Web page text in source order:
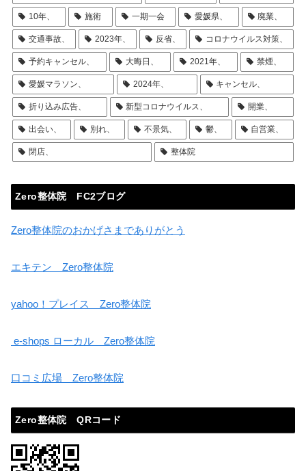
10年、 施術 一期一会 愛媛県、 廃業、
交通事故、 2023年、 反省、 コロナウイルス対策、
予約キャンセル、 大晦日、 2021年、 禁煙、
愛媛マラソン、 2024年、 キャンセル、
折り込み広告、 新型コロナウイルス、 開業、
出会い、 別れ、 不景気、 鬱、 自営業、
閉店、 整体院
Zero整体院 FC2ブログ
Zero整体院のおかげさまでありがとう
エキテン Zero整体院
yahoo！プレイス Zero整体院
e-shops ローカル Zero整体院
口コミ広場 Zero整体院
Zero整体院 QRコード